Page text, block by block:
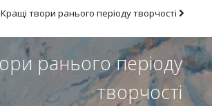
Кращі твори ранього періоду творчості
ранього періоду
творчості